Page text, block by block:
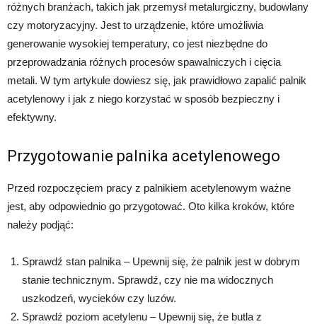
różnych branżach, takich jak przemysł metalurgiczny, budowlany
czy motoryzacyjny. Jest to urządzenie, które umożliwia
generowanie wysokiej temperatury, co jest niezbędne do
przeprowadzania różnych procesów spawalniczych i cięcia
metali. W tym artykule dowiesz się, jak prawidłowo zapalić palnik
acetylenowy i jak z niego korzystać w sposób bezpieczny i
efektywny.
Przygotowanie palnika acetylenowego
Przed rozpoczęciem pracy z palnikiem acetylenowym ważne
jest, aby odpowiednio go przygotować. Oto kilka kroków, które
należy podjąć:
Sprawdź stan palnika – Upewnij się, że palnik jest w dobrym
stanie technicznym. Sprawdź, czy nie ma widocznych
uszkodzeń, wycieków czy luzów.
Sprawdź poziom acetylenu – Upewnij się, że butla z